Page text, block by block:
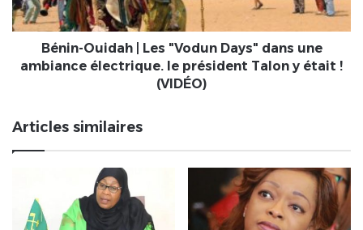
une
ambiance
électrique.
était
!
Bénin-Ouidah | Les "Vodun Days" dans une
ambiance électrique. le président Talon y était !
(VIDÉO)
Articles similaires